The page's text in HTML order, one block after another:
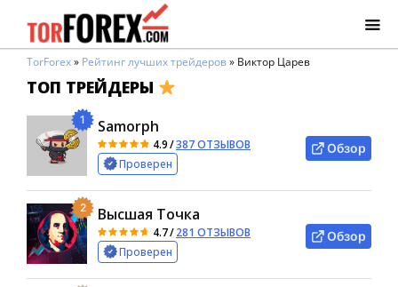
TorForex» Рейтинг лучших трейдеров» Виктор Царев
ТОП ТРЕЙДЕРЫ
1 Samorph
4.9/387 ОТЗЫВОВ
Проверен
Обзор
2 Высшая Точка
4.7/281 ОТЗЫВОВ
Проверен
Обзор